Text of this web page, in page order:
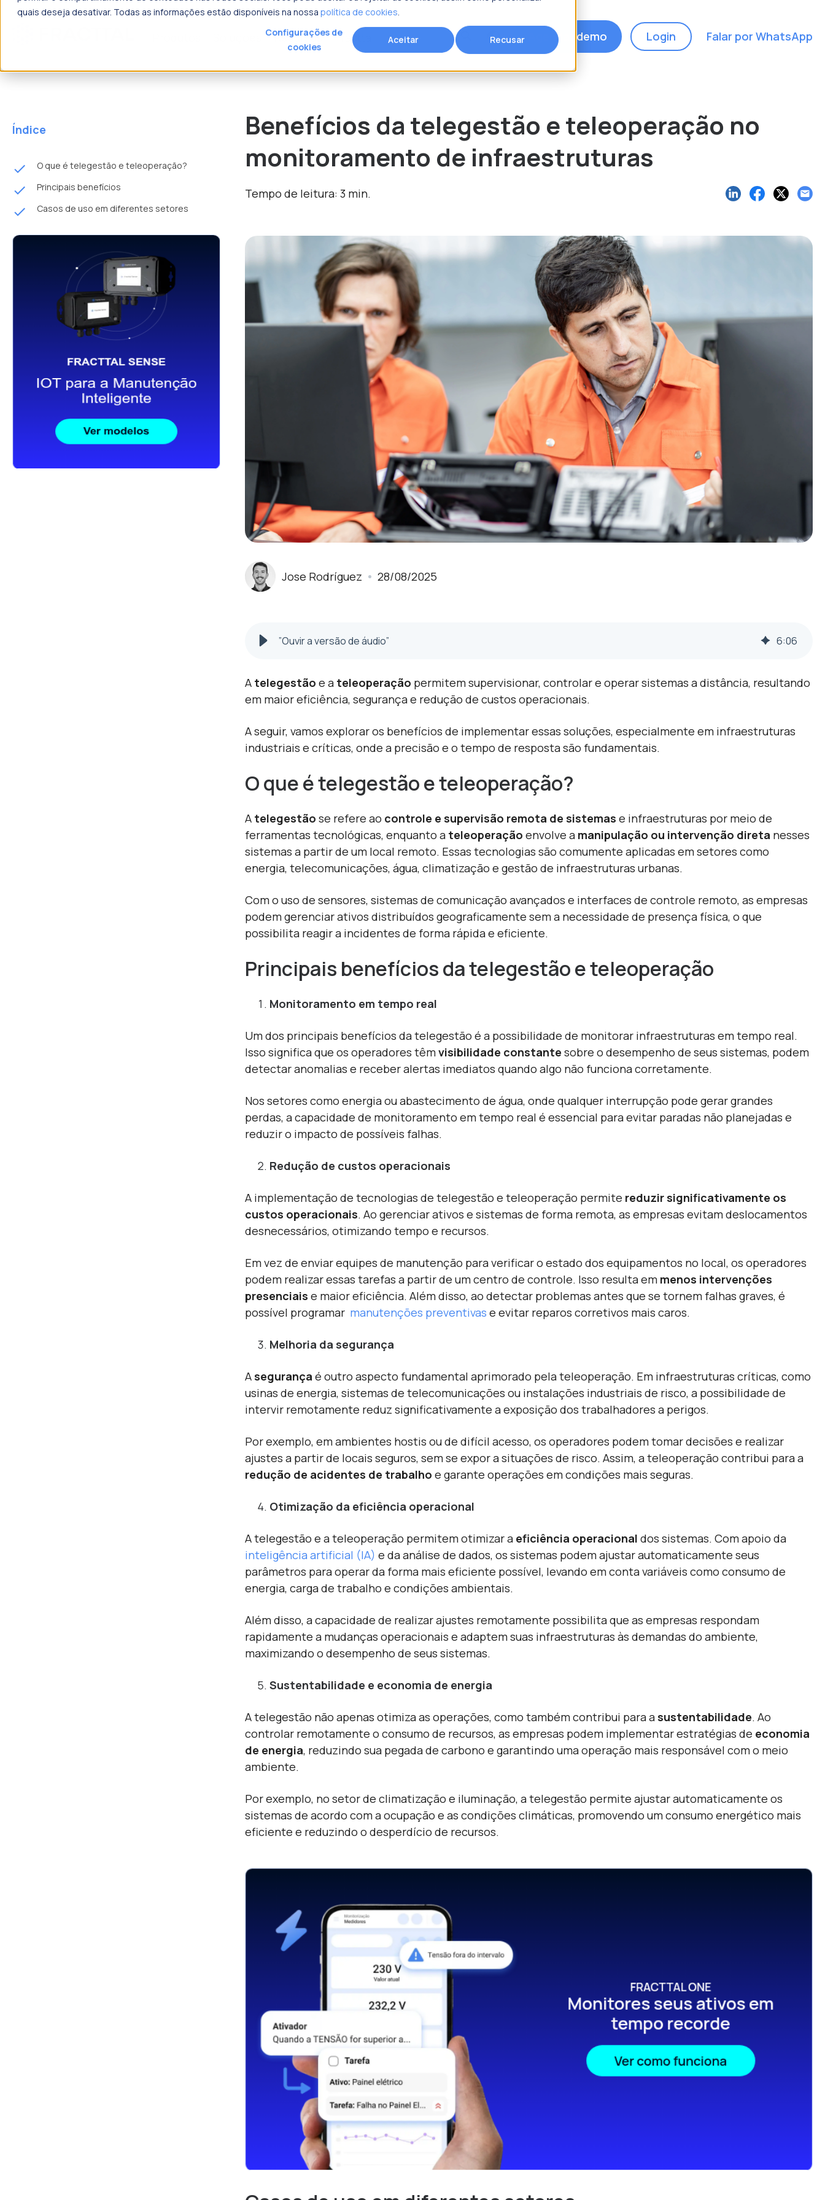
quais deseja desativar. Todas as informações estão disponíveis na nossa política de cookies.
Configurações de
cookies
Aceitar Recusar
Recursos Fracttal Agendar demo Login Falar por WhatsApp
o que procura?
Índice
done O que é telegestão e teleoperação?
done Principais benefícios
done Casos de uso em diferentes setores
Benefícios da telegestão e teleoperação no
monitoramento de infraestruturas
Tempo de leitura: 3 min.
Jose Rodríguez 28/08/2025
”Ouvir a versão de áudio” 6:06
A telegestão e a teleoperação permitem supervisionar, controlar e operar sistemas a distância, resultando
em maior eficiência, segurança e redução de custos operacionais.
A seguir, vamos explorar os benefícios de implementar essas soluções, especialmente em infraestruturas
industriais e críticas, onde a precisão e o tempo de resposta são fundamentais.
O que é telegestão e teleoperação?
A telegestão se refere ao controle e supervisão remota de sistemas e infraestruturas por meio de
ferramentas tecnológicas, enquanto a teleoperação envolve a manipulação ou intervenção direta nesses
sistemas a partir de um local remoto. Essas tecnologias são comumente aplicadas em setores como
energia, telecomunicações, água, climatização e gestão de infraestruturas urbanas.
Com o uso de sensores, sistemas de comunicação avançados e interfaces de controle remoto, as empresas
podem gerenciar ativos distribuídos geograficamente sem a necessidade de presença física, o que
possibilita reagir a incidentes de forma rápida e eficiente.
Principais benefícios da telegestão e teleoperação
Monitoramento em tempo real
Um dos principais benefícios da telegestão é a possibilidade de monitorar infraestruturas em tempo real.
Isso significa que os operadores têmvisibilidade constante sobre o desempenho de seus sistemas, podem
detectar anomalias e receber alertas imediatos quando algo não funciona corretamente.
Nos setores como energia ou abastecimento de água, onde qualquer interrupção pode gerar grandes
perdas, a capacidade de monitoramento em tempo real é essencial para evitar paradas não planejadas e
reduzir o impacto de possíveis falhas.
Redução de custos operacionais
A implementação de tecnologias de telegestão e teleoperação permite reduzir significativamente os
custos operacionais. Ao gerenciar ativos e sistemas de forma remota, as empresas evitam deslocamentos
desnecessários, otimizando tempo e recursos.
Em vez de enviar equipes de manutenção para verificar o estado dos equipamentos no local, os operadores
podem realizar essas tarefas a partir de um centro de controle. Isso resulta em menos intervenções
presenciais e maior eficiência. Além disso, ao detectar problemas antes que se tornem falhas graves, é
possível programar manutenções preventivase evitar reparos corretivos mais caros.
Melhoria da segurança
A segurança é outro aspecto fundamental aprimorado pela teleoperação. Em infraestruturas críticas, como
usinas de energia, sistemas de telecomunicações ou instalações industriais de risco, a possibilidade de
intervir remotamente reduz significativamente a exposição dos trabalhadores a perigos.
Por exemplo, em ambientes hostis ou de difícil acesso, os operadores podem tomar decisões e realizar
ajustes a partir de locais seguros, sem se expor a situações de risco. Assim, a teleoperação contribui para a
redução de acidentes de trabalho e garante operações em condições mais seguras.
Otimização da eficiência operacional
A telegestão e a teleoperação permitem otimizar a eficiência operacional dos sistemas. Com apoio da
inteligência artificial (IA) e da análise de dados, os sistemas podem ajustar automaticamente seus
parâmetros para operar da forma mais eficiente possível, levando em conta variáveis como consumo de
energia, carga de trabalho e condições ambientais.
Além disso, a capacidade de realizar ajustes remotamente possibilita que as empresas respondam
rapidamente a mudanças operacionais e adaptem suas infraestruturas às demandas do ambiente,
maximizando o desempenho de seus sistemas.
Sustentabilidade e economia de energia
A telegestão não apenas otimiza as operações, como também contribui para a sustentabilidade. Ao
controlar remotamente o consumo de recursos, as empresas podem implementar estratégias de economia
de energia, reduzindo sua pegada de carbono e garantindo uma operação mais responsável com o meio
ambiente.
Por exemplo, no setor de climatização e iluminação, a telegestão permite ajustar automaticamente os
sistemas de acordo com a ocupação e as condições climáticas, promovendo um consumo energético mais
eficiente e reduzindo o desperdício de recursos.